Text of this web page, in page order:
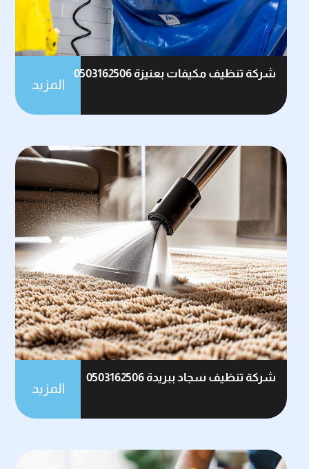
شركة تنظيف مكيفات بعنيزة 0503162506
المزيد
شركة تنظيف سجاد ببريدة 0503162506
المزيد